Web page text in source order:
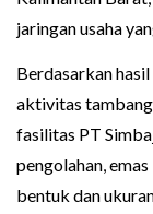
jaringan usaha
Berdasarkan
aktivitas
fasilitas PT
pengolahan,
bentuk dan